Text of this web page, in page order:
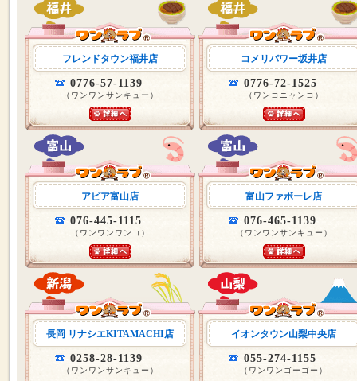
フレンドタウン福井店
0776-57-1139
（ワンワンサンキュー）
コメリパワー坂井店
0776-72-1525
（ワンコニャンコ）
アピア富山店
076-445-1115
（ワンワンワンコ）
富山ファボーレ店
076-465-1139
（ワンワンサンキュー）
長岡 リナシエKITAMACHI店
0258-28-1139
（ワンワンサンキュー）
イオンタウン山梨中央店
055-274-1155
（ワンワンゴーゴー）